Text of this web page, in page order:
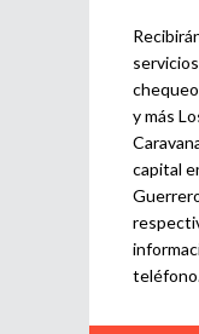
y más
capital
teléfono